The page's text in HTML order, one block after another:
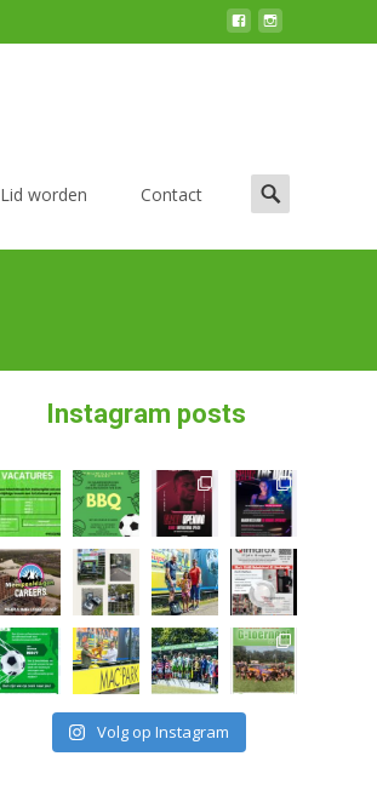
Lid worden Contact
Instagram posts
Volg op Instagram